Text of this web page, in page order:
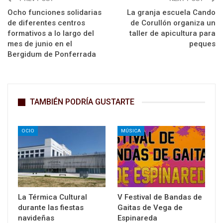
Ocho funciones solidarias
de diferentes centros
formativos a lo largo del
mes de junio en el
Bergidum de Ponferrada
La granja escuela Cando
de Corullón organiza un
taller de apicultura para
peques
TAMBIÉN PODRÍA GUSTARTE
OCIO
La Térmica Cultural
durante las fiestas
navideñas
MÚSICA
V Festival de Bandas de
Gaitas de Vega de
Espinareda